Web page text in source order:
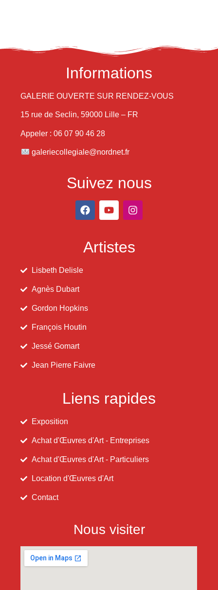
Informations
GALERIE OUVERTE SUR RENDEZ-VOUS
15 rue de Seclin, 59000 Lille – FR
Appeler : 06 07 90 46 28
galeriecollegiale@nordnet.fr
Suivez nous
Artistes
Lisbeth Delisle
Agnès Dubart
Gordon Hopkins
François Houtin
Jessé Gomart
Jean Pierre Faivre
Liens rapides
Exposition
Achat d'Œuvres d'Art - Entreprises
Achat d'Œuvres d'Art - Particuliers
Location d'Œuvres d'Art
Contact
Nous visiter